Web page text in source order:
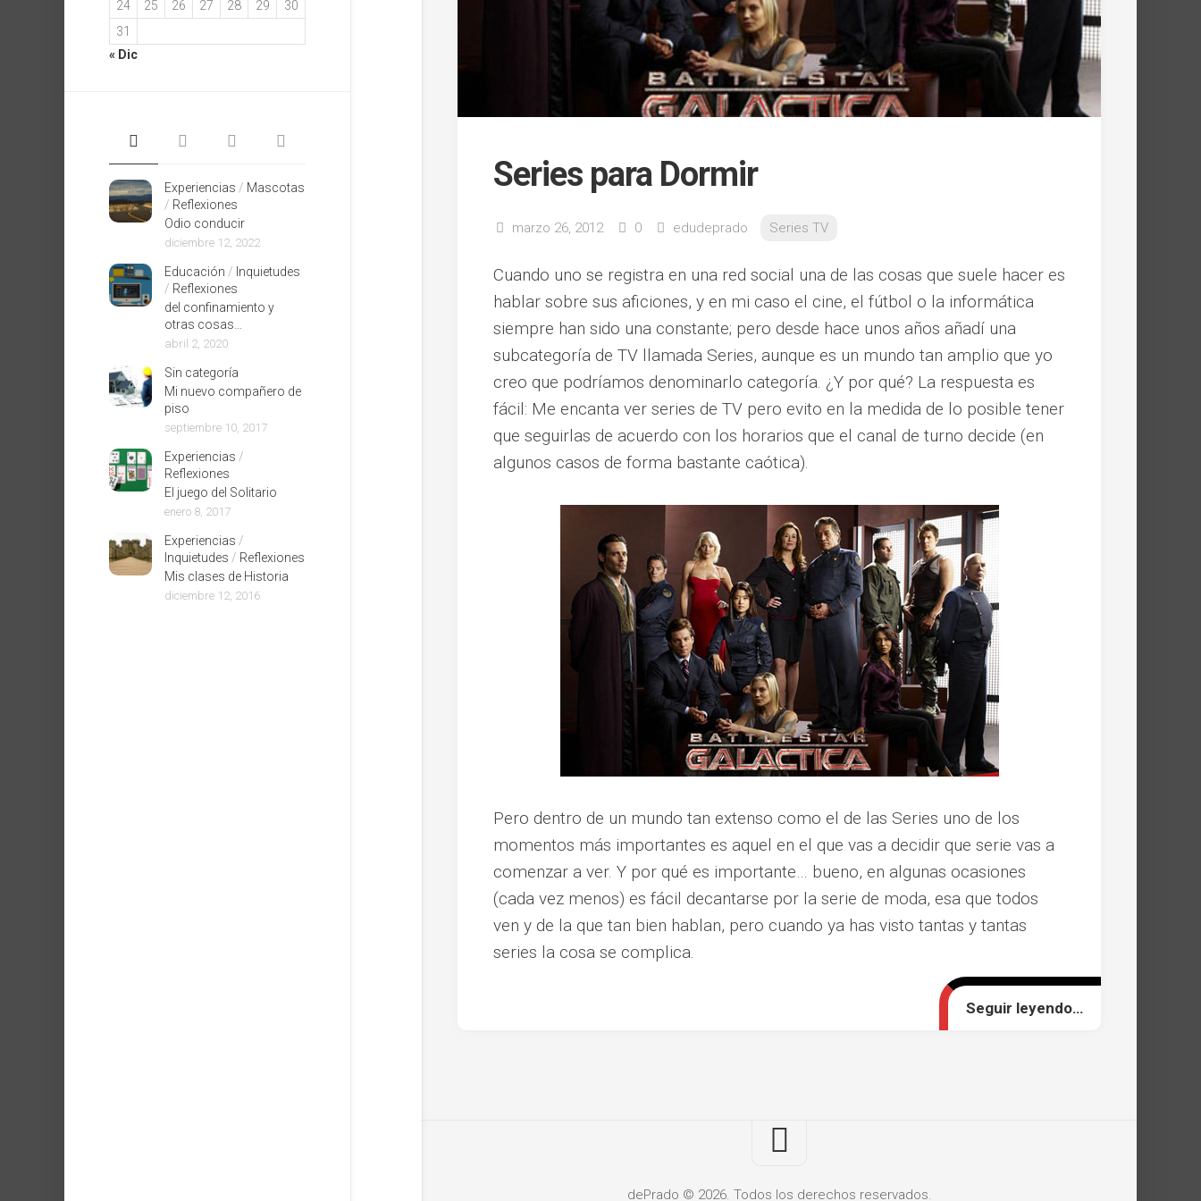
24
25 26 27 28 29
30
31
« Dic
Experiencias / Mascotas
/ Reflexiones
Odio conducir
diciembre 12, 2022
Educación / Inquietudes
/ Reflexiones
del confinamiento y
otras cosas…
abril 2, 2020
Sin categoría
Mi nuevo compañero de
piso
septiembre 10, 2017
Experiencias /
Reflexiones
El juego del Solitario
enero 8, 2017
Experiencias /
Inquietudes / Reflexiones
Mis clases de Historia
diciembre 12, 2016
Series para Dormir
marzo 26, 2012 0 edudeprado Series TV
Cuando uno se registra en una red social una de las cosas que suele hacer es
hablar sobre sus aficiones, y en mi caso el cine, el fútbol o la informática
siempre han sido una constante; pero desde hace unos años añadí una
subcategoría de TV llamada Series, aunque es un mundo tan amplio que yo
creo que podríamos denominarlo categoría. ¿Y por qué? La respuesta es
fácil: Me encanta ver series de TV pero evito en la medida de lo posible tener
que seguirlas de acuerdo con los horarios que el canal de turno decide (en
algunos casos de forma bastante caótica).
Pero dentro de un mundo tan extenso como el de las Series uno de los
momentos más importantes es aquel en el que vas a decidir que serie vas a
comenzar a ver. Y por qué es importante… bueno, en algunas ocasiones
(cada vez menos) es fácil decantarse por la serie de moda, esa que todos
ven y de la que tan bien hablan, pero cuando ya has visto tantas y tantas
series la cosa se complica.
Seguir leyendo…
dePrado © 2026. Todos los derechos reservados.